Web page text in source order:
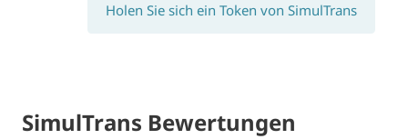
Holen Sie sich ein Token von SimulTrans
SimulTrans Bewertungen